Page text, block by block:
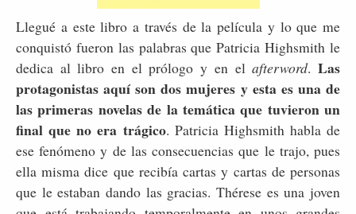
Llegué a este libro a través de la película y lo que me
conquistó fueron las palabras que Patricia Highsmith le
dedica al libro en el prólogo y en elafterword.Las
protagonistas aquí son dos mujeres y esta es una de
las primeras novelas de la temática que tuvieron un
final que no era trágico. Patricia Highsmith habla de
ese fenómeno y de las consecuencias que le trajo, pues
ella misma dice que recibía cartas y cartas de personas
que le estaban dando las gracias. Thérese es una joven